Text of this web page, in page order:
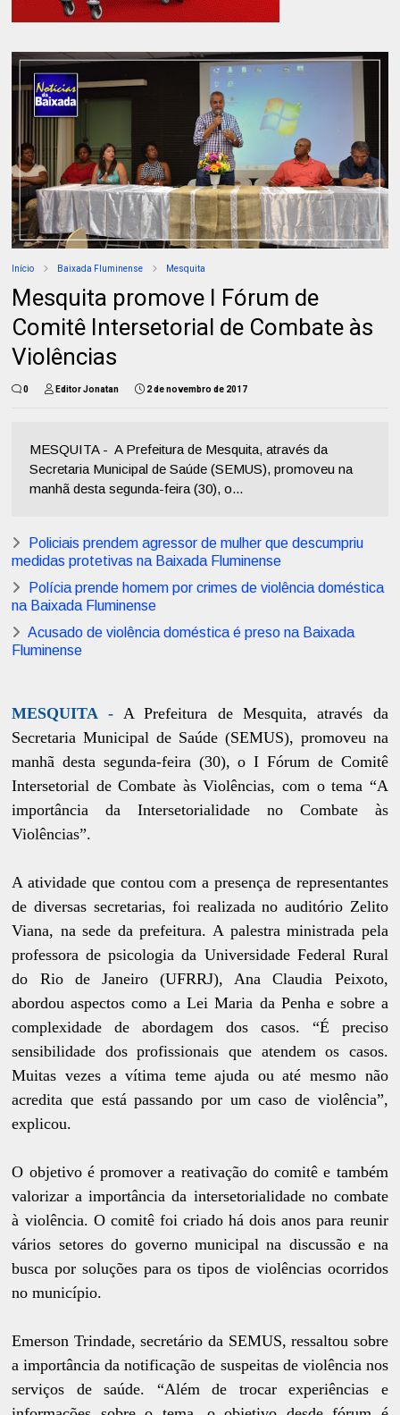
Início Baixada Fluminense Mesquita
Mesquita promove I Fórum de
Comitê Intersetorial de Combate às
Violências
0 Editor Jonatan 2 de novembro de 2017
MESQUITA - A Prefeitura de Mesquita, através da
Secretaria Municipal de Saúde (SEMUS), promoveu na
manhã desta segunda-feira (30), o...
Policiais prendem agressor de mulher que descumpriu
medidas protetivas na Baixada Fluminense
Polícia prende homem por crimes de violência doméstica
na Baixada Fluminense
Acusado de violência doméstica é preso na Baixada
Fluminense
MESQUITA -A Prefeitura de Mesquita, através da
Secretaria Municipal de Saúde (SEMUS), promoveu na
manhã desta segunda-feira (30), o I Fórum de Comitê
Intersetorial de Combate às Violências, com o tema “A
importância da Intersetorialidade no Combate às
Violências”.
A atividade que contou com a presença de representantes
de diversas secretarias, foi realizada no auditório Zelito
Viana, na sede da prefeitura. A palestra ministrada pela
professora de psicologia da Universidade Federal Rural
do Rio de Janeiro (UFRRJ), Ana Claudia Peixoto,
abordou aspectos como a Lei Maria da Penha e sobre a
complexidade de abordagem dos casos. “É preciso
sensibilidade dos profissionais que atendem os casos.
Muitas vezes a vítima teme ajuda ou até mesmo não
acredita que está passando por um caso de violência”,
explicou.
O objetivo é promover a reativação do comitê e também
valorizar a importância da intersetorialidade no combate
à violência. O comitê foi criado há dois anos para reunir
vários setores do governo municipal na discussão e na
busca por soluções para os tipos de violências ocorridos
no município.
Emerson Trindade, secretário da SEMUS, ressaltou sobre
a importância da notificação de suspeitas de violência nos
serviços de saúde. “Além de trocar experiências e